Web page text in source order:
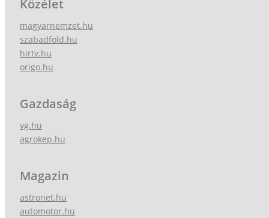
Közélet
magyarnemzet.hu
szabadfold.hu
hirtv.hu
origo.hu
Gazdaság
vg.hu
agrokep.hu
Magazin
astronet.hu
automotor.hu